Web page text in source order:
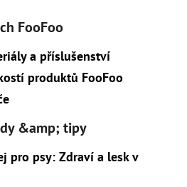
FooFoo
a příslušenství
produktů FooFoo
&amp; tipy
pro psy: Zdraví a lesk v